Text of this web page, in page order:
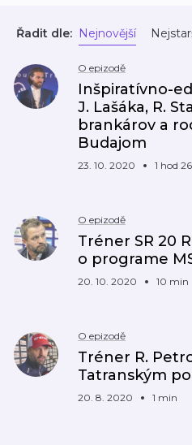
Řadit dle: Nejnovější
O epizodě
Inšpiratívno-
J. Lašáka, R.
brankárov a
Budajom
23. 10. 2020 1 hod
O epizodě
Tréner SR 20
o programe
20. 10. 2020 10 min
O epizodě
Tréner R.
Tatranským
20. 8. 2020 1 min